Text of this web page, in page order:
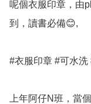
呢個衣服印章，由
到，讀書必備😊,
#衣服印章 #可水洗
上年阿仔N班，當